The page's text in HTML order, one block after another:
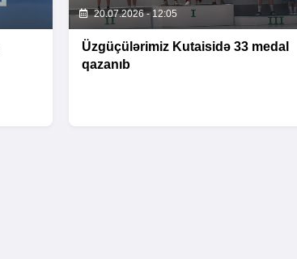
20.07.2026 - 12:05
Üzgüçülərimiz Kutaisidə 33 medal
qazanıb